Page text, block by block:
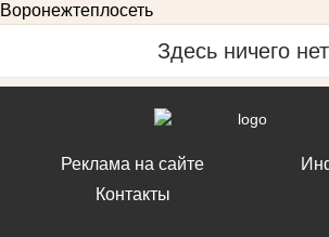
Воронежтеплосеть
Здесь ничего нет
Реклама на сайте
Контакты